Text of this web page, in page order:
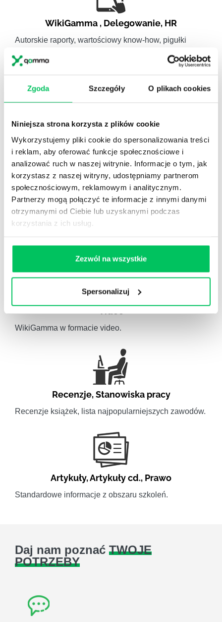
Zgoda Szczegóły O plikach cookies
Niniejsza strona korzysta z plików cookie
Wykorzystujemy pliki cookie do spersonalizowania treści
i reklam, aby oferować funkcje społecznościowe i
analizować ruch w naszej witrynie. Informacje o tym, jak
korzystasz z naszej witryny, udostępniamy partnerom
społecznościowym, reklamowym i analitycznym.
Partnerzy mogą połączyć te informacje z innymi danymi
otrzymanymi od Ciebie lub uzyskanymi podczas
korzystania z ich usług.
Zezwól na wszystkie
Spersonalizuj
WikiGamma , Delegowanie, HR
Autorskie raporty, wartościowy know-how, pigułki
obszaru HR.
Artykuły eksperckie
Artykuły związane ze szkoleniami eksperckimi.
WikiGamma w formacie video.
Recenzje,Stanowiska pracy
Recenzje książek, lista najpopularniejszych zawodów.
Artykuły,Artykuły cd., Prawo
Standardowe informacje z obszaru szkoleń.
Daj nam poznać TWOJE
POTRZEBY